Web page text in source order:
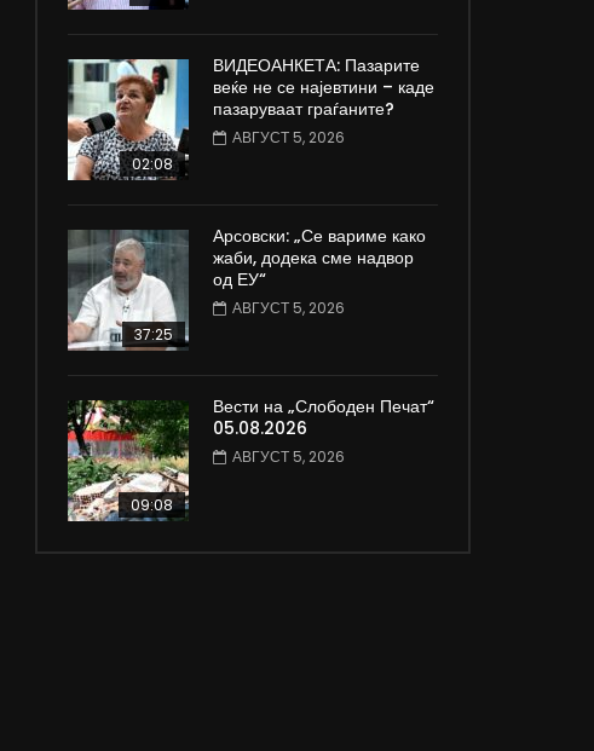
02:08
ВИДЕОАНКЕТА: Пазарите
веќе не се најевтини – каде
пазаруваат граѓаните?
АВГУСТ 5, 2026
37:25
Арсовски: „Се вариме како
жаби, додека сме надвор
од ЕУ“
АВГУСТ 5, 2026
09:08
Вести на „Слободен Печат“
05.08.2026
АВГУСТ 5, 2026